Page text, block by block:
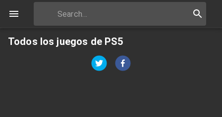
Todos los juegos de PS5